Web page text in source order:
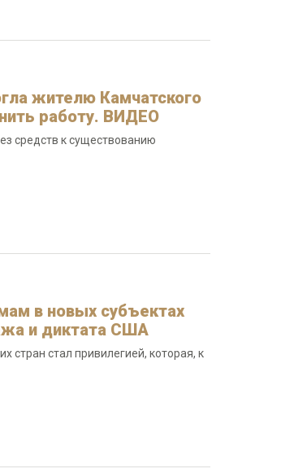
жителю Камчатского
работу. ВИДЕО
средств к существованию
в новых субъектах
и диктата США
стран стал привилегией, которая, к